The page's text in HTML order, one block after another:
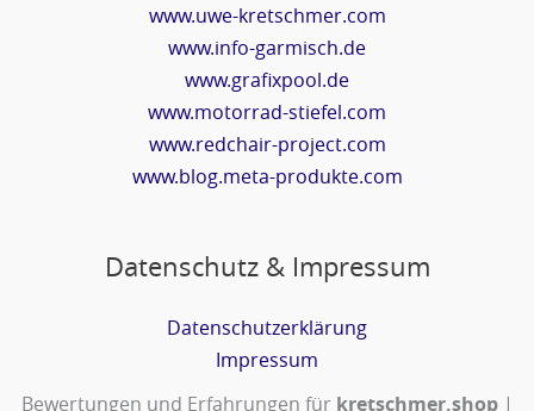
www.uwe-kretschmer.com
www.info-garmisch.de
www.grafixpool.de
www.motorrad-stiefel.com
www.redchair-project.com
www.blog.meta-produkte.com
Datenschutz & Impressum
Datenschutzerklärung
Impressum
Bewertungen und Erfahrungen für kretschmer.shop|